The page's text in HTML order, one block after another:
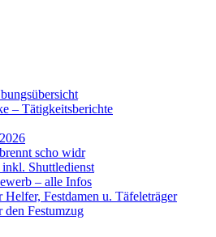
– Tätigkeitsberichte
scho widr
Shuttledienst
– alle Infos
Festdamen u. Täfeleträger
Festumzug